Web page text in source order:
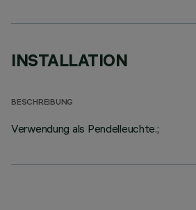
INSTALLATION
BESCHREIBUNG
Verwendung als Pendelleuchte.;